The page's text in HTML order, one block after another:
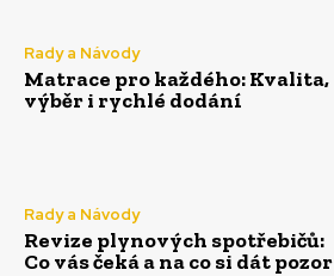
Rady a Návody
Matrace pro každého: Kvalita,
výběr i rychlé dodání
Rady a Návody
Revize plynových spotřebičů:
Co vás čeká a na co si dát pozor